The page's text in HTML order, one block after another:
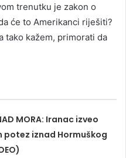
trenutku je zakon o
će to Amerikanci riješiti?
tako kažem, primorati da
MORA: Iranac izveo
potez iznad Hormuškog